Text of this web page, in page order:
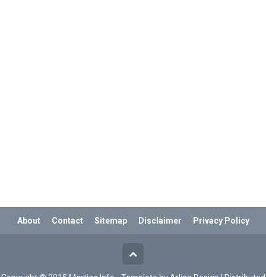
About Contact Sitemap Disclaimer Privacy Policy